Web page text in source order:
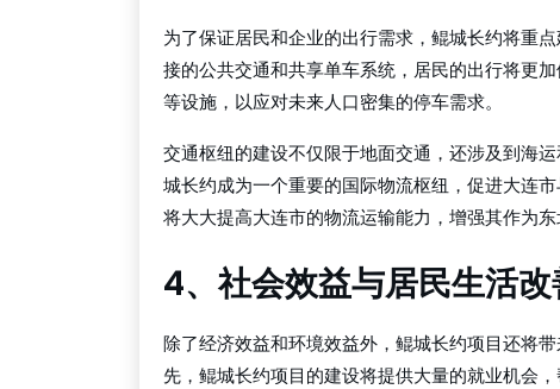
为了保证居民和企业的出行需求，鲲城长约将重
接的公共交通和共享单车系统，居民的出行将更
等设施，以应对未来人口密集的停车需求。
交通枢纽的建设不仅限于地面交通，还涉及到海
城长约成为一个重要的国际物流枢纽，促进大连
将大大提高大连市的物流运输能力，增强其作为东
4、社会效益与居民生活
除了经济效益和环境效益外，鲲城长约项目还将
先，鲲城长约项目的建设将提供大量的就业机会